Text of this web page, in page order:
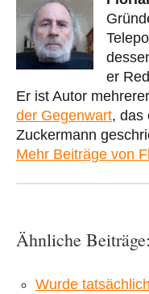
er
Er ist Autor
der Gegenwart, das
Zuckermann
Mehr Beiträge von
Ähnliche Beiträge:
Wurde